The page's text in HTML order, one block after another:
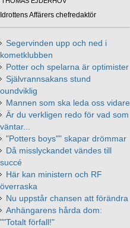
Idrottens Affärers chefredaktör
Segervinden upp och ned i
kometklubben
Potter och spelarna är optimister
Självrannsakans stund
oundviklig
Mannen som ska leda oss vidare
Är du verkligen redo för vad som
väntar...
"Potters boys"" skapar drömmar
Då misslyckandet vändes till
succé
Här kan ministern och RF
överraska
Nu uppstår chansen att förändra
Anhängarens hårda dom:
""Totalt förfall!"